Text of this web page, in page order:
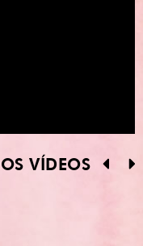
VÍDEOS